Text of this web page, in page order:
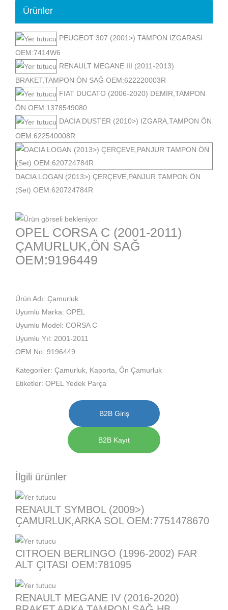
Ürünler
PEUGEOT 307 (2001>) TAMPON IZGARASI
OEM:7414W6
RENAULT MEGANE III (2011-2013)
BRAKET,TAMPON ÖN SAĞ OEM:622220003R
FIAT DUCATO (2006-2020) DEMİR,TAMPON
ÖN OEM:1378549080
DACIA DUSTER (2010>) IZGARA,TAMPON ÖN
OEM:622540008R
DACIA LOGAN (2013>) ÇERÇEVE,PANJUR TAMPON ÖN
(Set) OEM:620724784R
OPEL CORSA C (2001-2011)
ÇAMURLUK,ÖN SAĞ
OEM:9196449
Ürün Adı: Çamurluk
Uyumlu Marka: OPEL
Uyumlu Model: CORSA C
Uyumlu Yıl: 2001-2011
OEM No: 9196449
Kategoriler: Çamurluk Kaporta Ön Çamurluk
Etiketler: OPEL Yedek Parça
B2B Giriş
B2B Kayıt
İlgili ürünler
RENAULT SYMBOL (2009>)
ÇAMURLUK,ARKA SOL OEM:7751478670
CITROEN BERLINGO (1996-2002) FAR
ALT ÇITASI OEM:781095
RENAULT MEGANE IV (2016-2020)